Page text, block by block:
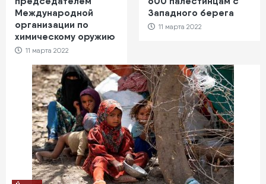
Международной
организации по
химическому оружию
11 марта 2022
Западного берега
11 марта 2022